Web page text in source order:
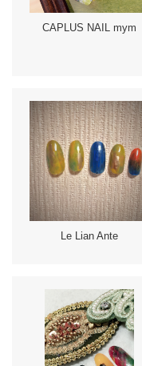
CAPLUS NAIL mym
Le Lian Ante